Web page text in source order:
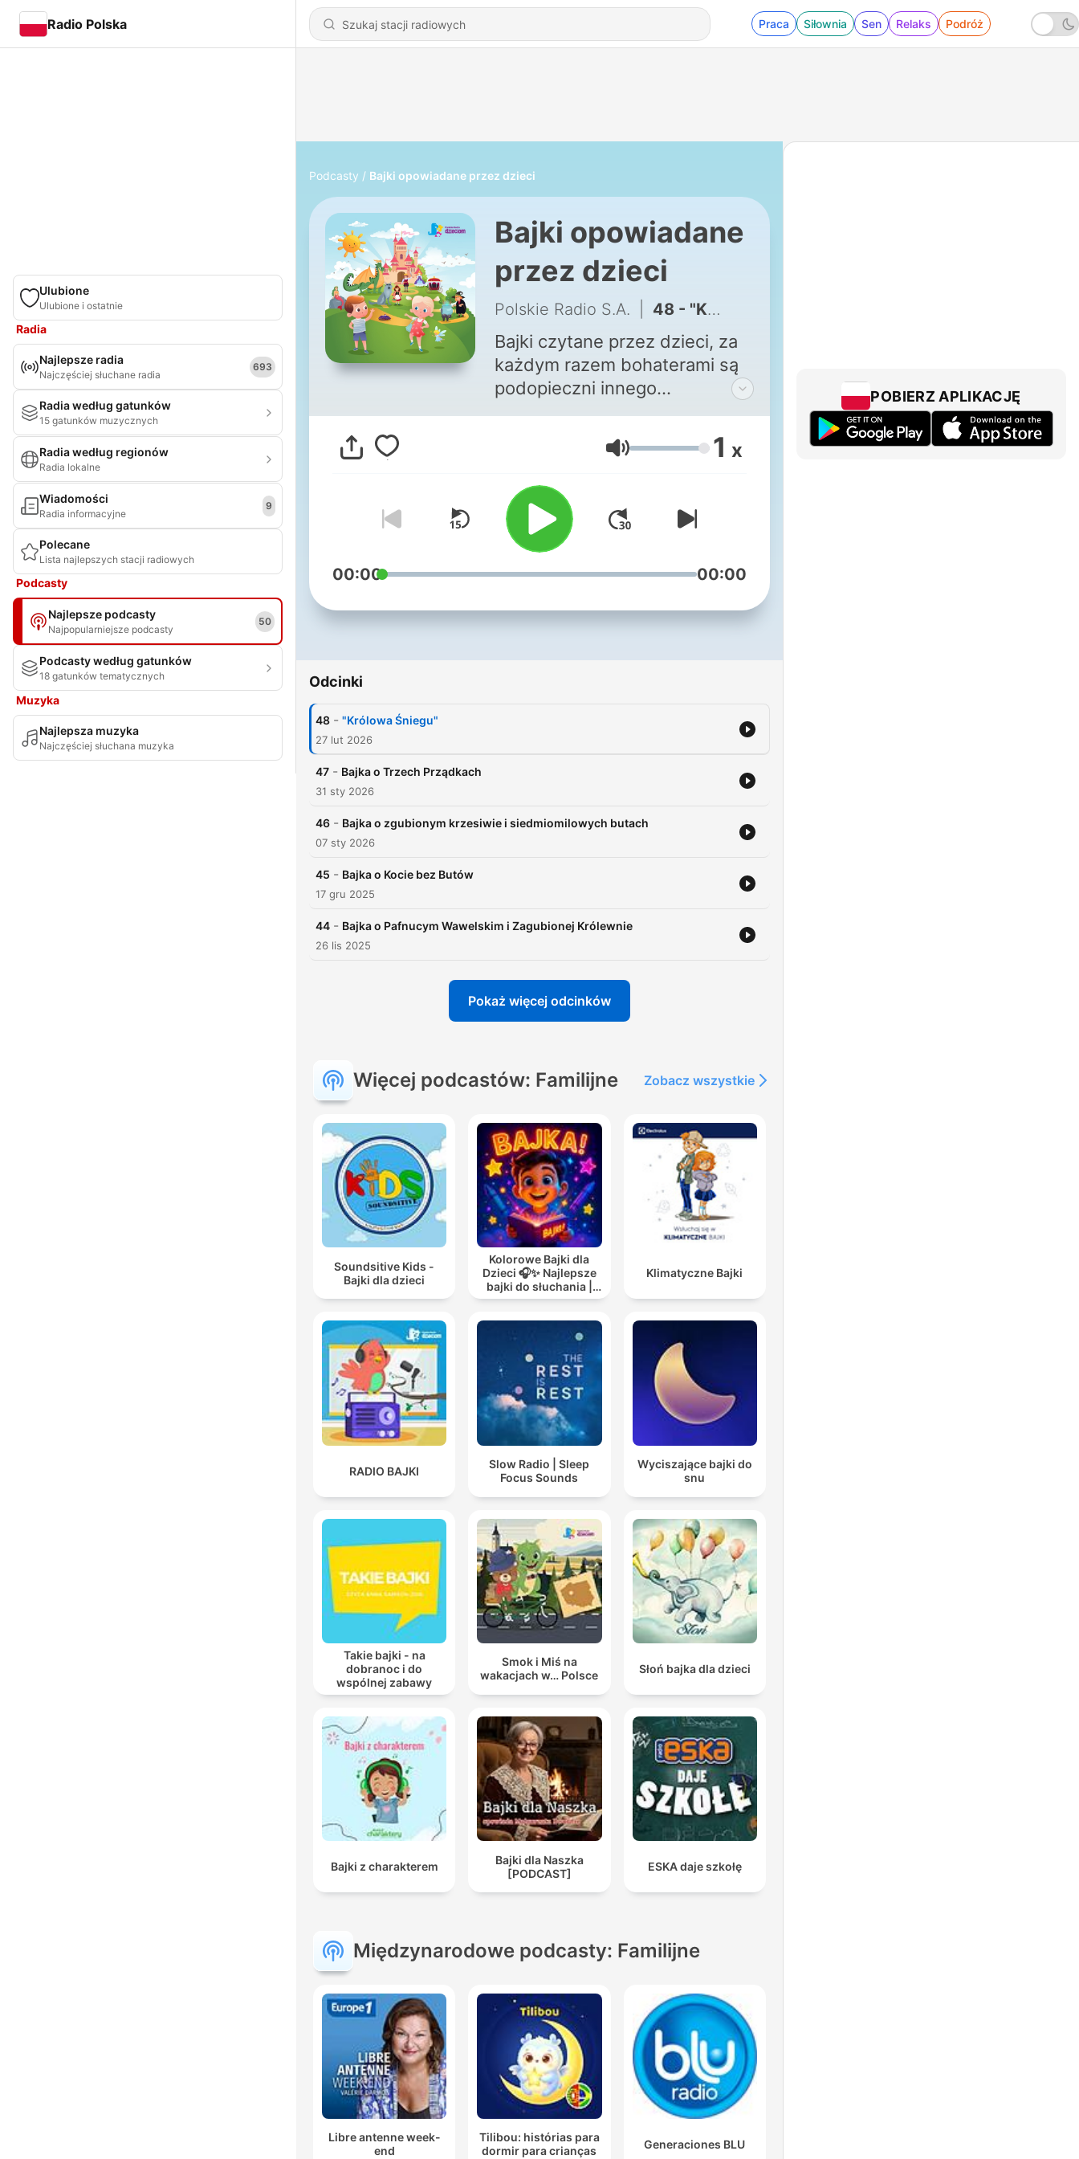
Radio Polska Praca Siłownia Sen Relaks Podróż
Ulubione
Ulubione i ostatnie
Radia
Najlepsze radia
Najczęściej słuchane radia
693
Radia według gatunków
15 gatunków muzycznych
Radia według regionów
Radia lokalne
Wiadomości
Radia informacyjne
9
Polecane
Lista najlepszych stacji radiowych
Podcasty
Najlepsze podcasty
Najpopularniejsze podcasty
50
Podcasty według gatunków
18 gatunków tematycznych
Muzyka
Najlepsza muzyka
Najczęściej słuchana muzyka
Podcasty Bajki opowiadane przez dzieci
Bajki opowiadane
przez dzieci
Polskie Radio S.A. 48 - "Królowa Śniegu"
Bajki czytane przez dzieci, za
każdym razem bohaterami są
podopieczni innego
przedszkola. Realizacja Julia
Głośność 1 x
00:00 00:00
Odcinki
48 - "Królowa Śniegu"
27 lut 2026
47 - Bajka o Trzech Prządkach
31 sty 2026
46 - Bajka o zgubionym krzesiwie i siedmiomilowych butach
07 sty 2026
45 - Bajka o Kocie bez Butów
17 gru 2025
44 - Bajka o Pafnucym Wawelskim i Zagubionej Królewnie
26 lis 2025
Pokaż więcej odcinków
Więcej podcastów: Familijne Zobacz wszystkie
Soundsitive Kids -
Bajki dla dzieci
Kolorowe Bajki dla
Dzieci 🎧✨ Najlepsze
bajki do słuchania |
Audiobooki dla dzieci
Klimatyczne Bajki
RADIO BAJKI
Slow Radio | Sleep
Focus Sounds
Wyciszające bajki do
snu
Takie bajki - na
dobranoc i do
wspólnej zabawy
Smok i Miś na
wakacjach w… Polsce
Słoń bajka dla dzieci
Bajki z charakterem
Bajki dla Naszka
[PODCAST]
ESKA daje szkołę
Międzynarodowe podcasty: Familijne
Libre antenne week-
end
Tilibou: histórias para
dormir para crianças
Generaciones BLU
POBIERZ APLIKACJĘ